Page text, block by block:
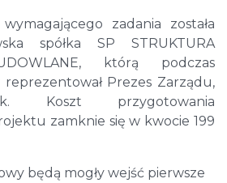
zadania została
spółka SP STRUKTURA
którą podczas
Prezes Zarządu,
Koszt przygotowania
zamknie się w kwocie 199
będą mogły wejść pierwsze